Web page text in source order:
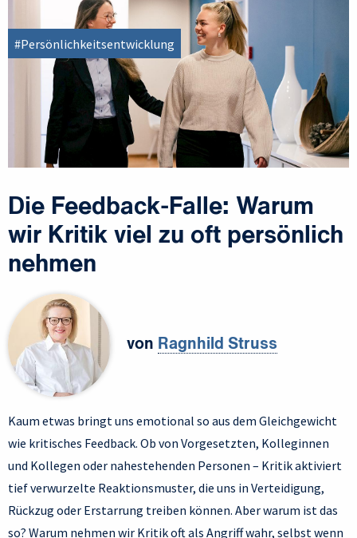
#Persönlichkeitsentwicklung
Die Feedback-Falle: Warum
wir Kritik viel zu oft persönlich
nehmen
von Ragnhild Struss
Kaum etwas bringt uns emotional so aus dem Gleichgewicht
wie kritisches Feedback. Ob von Vorgesetzten, Kolleginnen
und Kollegen oder nahestehenden Personen – Kritik aktiviert
tief verwurzelte Reaktionsmuster, die uns in Verteidigung,
Rückzug oder Erstarrung treiben können. Aber warum ist das
so? Warum nehmen wir Kritik oft als Angriff wahr, selbst wenn